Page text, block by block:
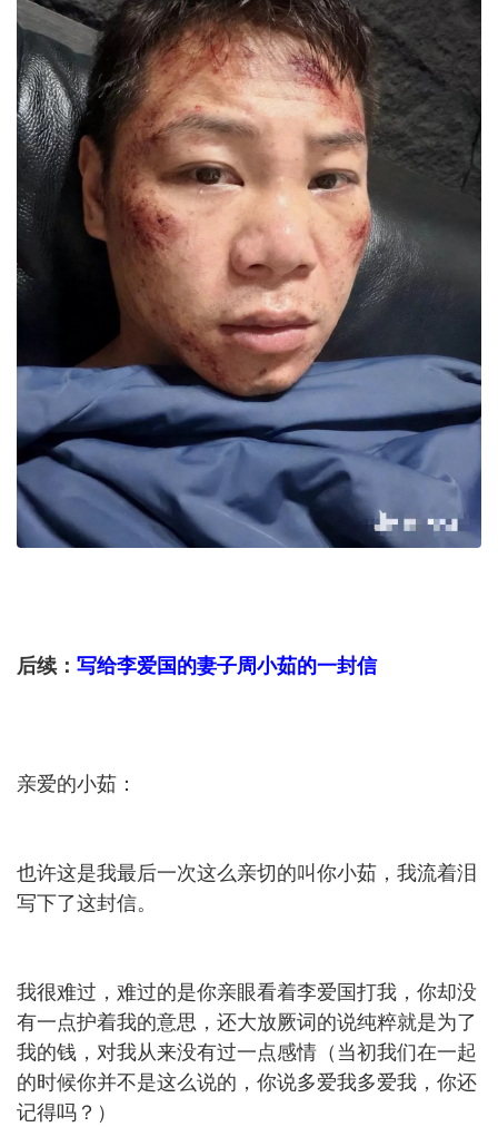
后续： 写给李爱国的妻子周小茹的一封信
亲爱的小茹：
也许这是我最后一次这么亲切的叫你小茹，我流着泪
写下了这封信。
我很难过，难过的是你亲眼看着李爱国打我，你却没
有一点护着我的意思，还大放厥词的说纯粹就是为了
我的钱，对我从来没有过一点感情（当初我们在一起
的时候你并不是这么说的，你说多爱我多爱我，你还
记得吗？）